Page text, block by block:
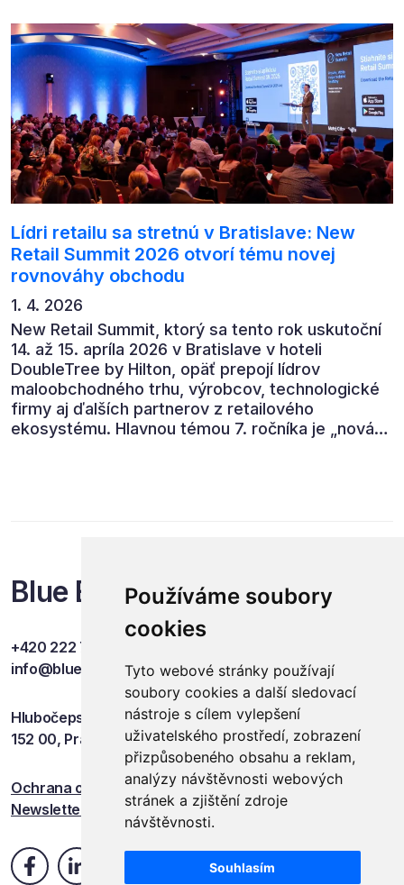
Používáme soubory
cookies
Tyto webové stránky používají
soubory cookies a další sledovací
nástroje s cílem vylepšení
uživatelského prostředí, zobrazení
přizpůsobeného obsahu a reklam,
analýzy návštěvnosti webových
stránek a zjištění zdroje
návštěvnosti.
Souhlasím
automatizaci, leadership i budoucnost role CFO.
Lídri retailu sa stretnú v Bratislave: New
Retail Summit 2026 otvorí tému novej
rovnováhy obchodu
1. 4. 2026
New Retail Summit, ktorý sa tento rok uskutoční
14. až 15. apríla 2026 v Bratislave v hoteli
DoubleTree by Hilton, opäť prepojí lídrov
maloobchodného trhu, výrobcov, technologické
firmy aj ďalších partnerov z retailového
ekosystému. Hlavnou témou 7. ročníka je „nová
Blue Events
+420 222 749 841
info@blueevents.eu
Hlubočepská 701/38c
152 00, Praha 5
Ochrana osobních údajů
Newsletter